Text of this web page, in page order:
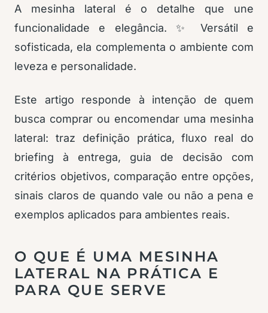
A mesinha lateral é o detalhe que une
funcionalidade e elegância. ✨ Versátil e
sofisticada, ela complementa o ambiente com
leveza e personalidade.
Este artigo responde à intenção de quem
busca comprar ou encomendar uma mesinha
lateral: traz definição prática, fluxo real do
briefing à entrega, guia de decisão com
critérios objetivos, comparação entre opções,
sinais claros de quando vale ou não a pena e
exemplos aplicados para ambientes reais.
O QUE É UMA MESINHA
LATERAL NA PRÁTICA E
PARA QUE SERVE